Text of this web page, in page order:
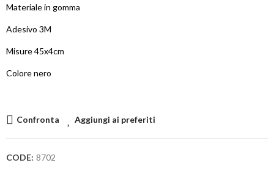
Materiale in gomma
Adesivo 3M
Misure 45x4cm
Colore nero
Confronta Aggiungi ai preferiti
CODE: 8702